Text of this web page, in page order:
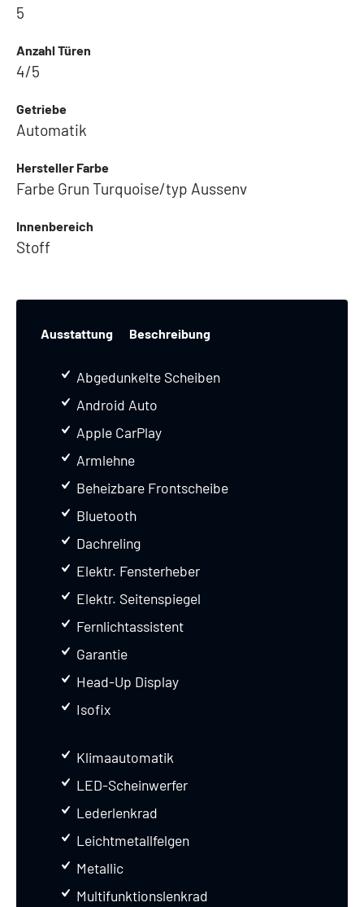
5
Anzahl Türen
4/5
Getriebe
Automatik
Hersteller Farbe
Farbe Grun Turquoise/typ Aussenv
Innenbereich
Stoff
Ausstattung Beschreibung
Abgedunkelte Scheiben
Android Auto
Apple CarPlay
Armlehne
Beheizbare Frontscheibe
Bluetooth
Dachreling
Elektr. Fensterheber
Elektr. Seitenspiegel
Fernlichtassistent
Garantie
Head-Up Display
Isofix
Klimaautomatik
LED-Scheinwerfer
Lederlenkrad
Leichtmetallfelgen
Metallic
Multifunktionslenkrad